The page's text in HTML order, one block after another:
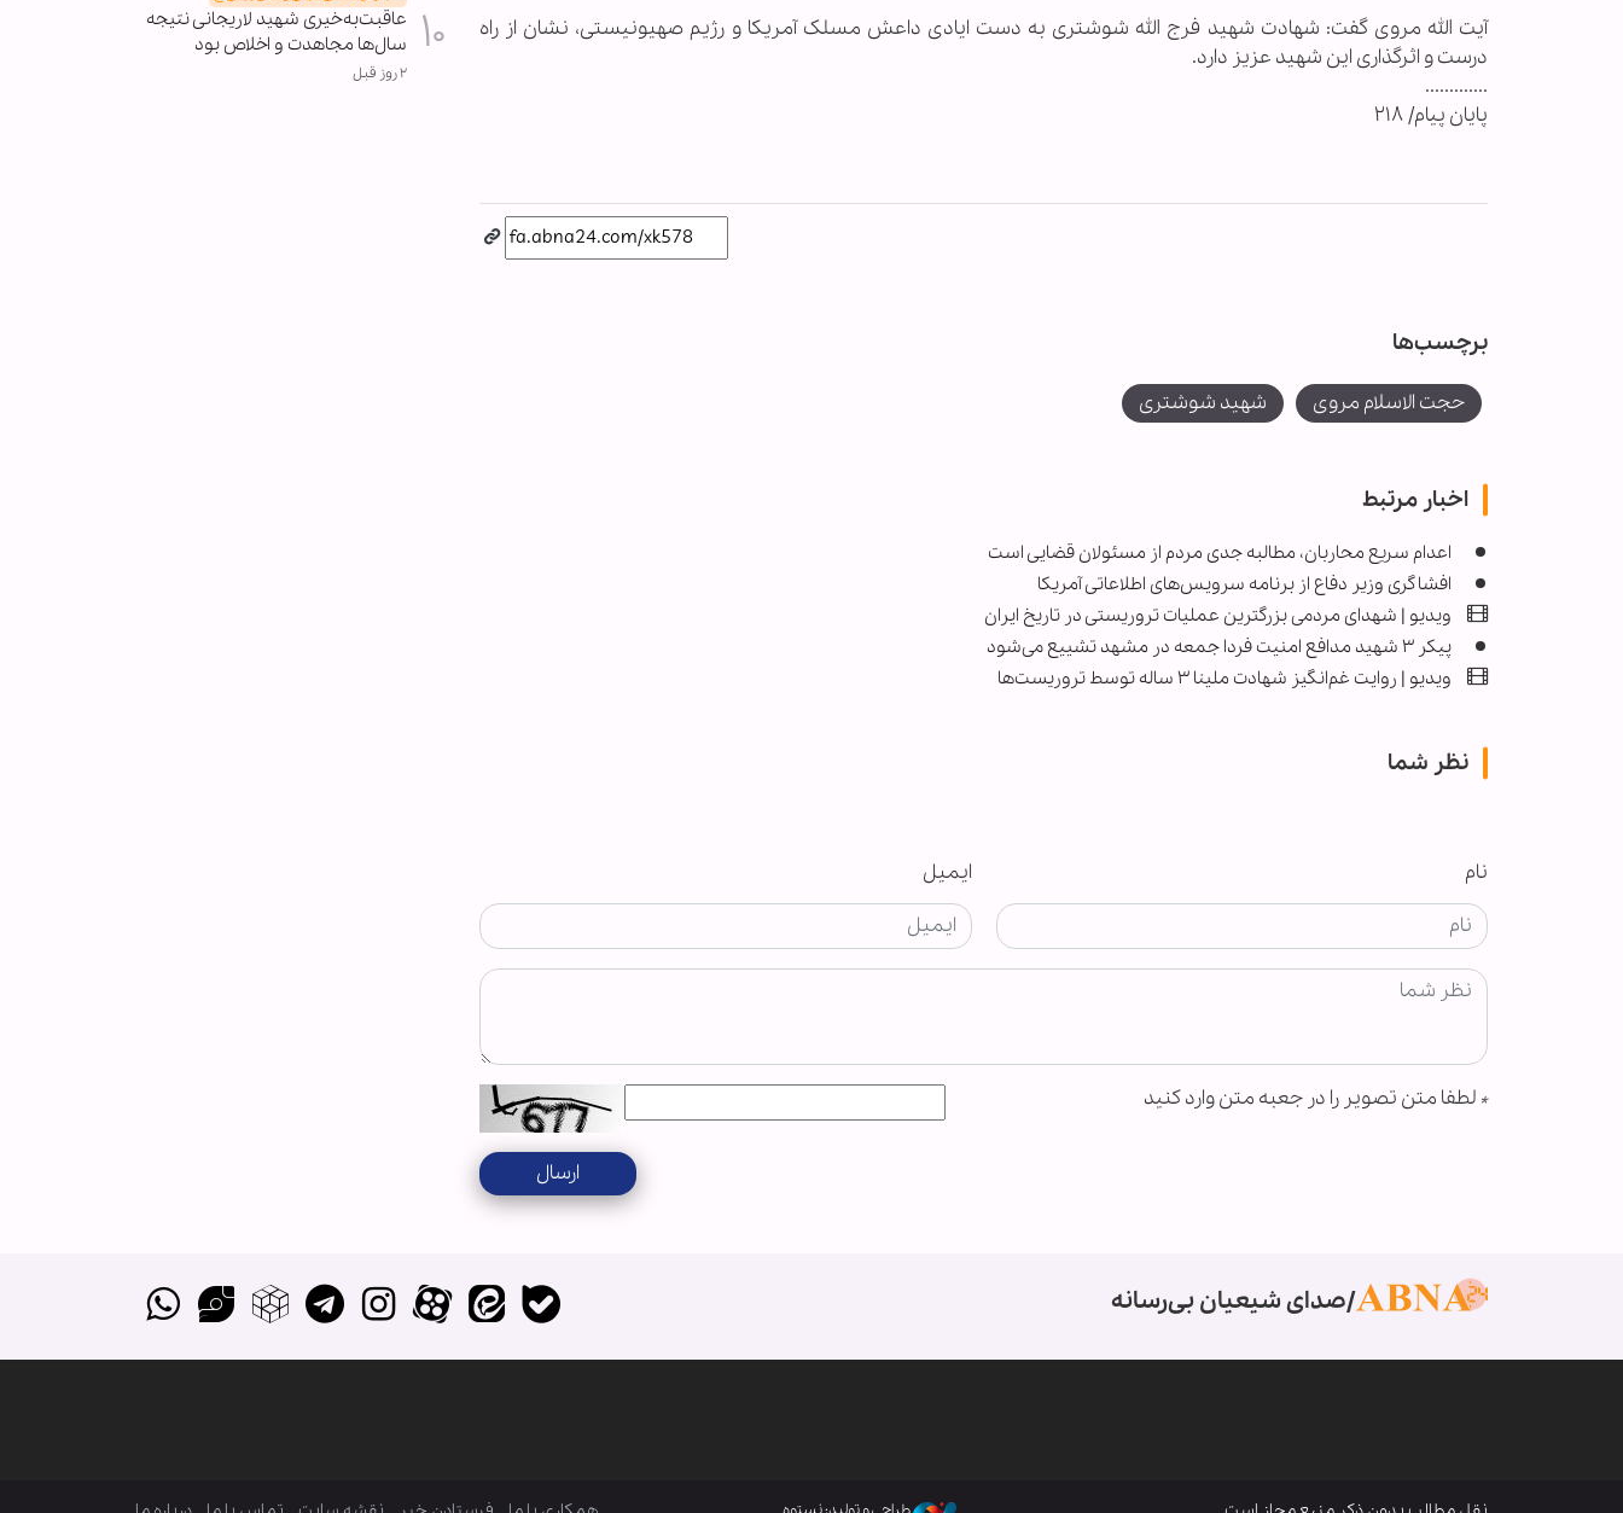
آیت الله مروی گفت: شهادت شهید فرج الله شوشتری به دست ایادی داعش مسلک آمریکا و رژیم صهیونیستی، نشان از راه
درست و اثرگذاری این شهید عزیز دارد.
.............
پایان پیام/ ۲۱۸
برچسب‌ها
حجت الاسلام مروی شهید شوشتری
اخبار مرتبط
اعدام سریع محاربان، مطالبه جدی مردم از مسئولان قضایی است
افشاگری وزیر دفاع از برنامه سرویس‌های اطلاعاتی آمریکا
ویدیو | شهدای مردمی بزرگترین عملیات تروریستی در تاریخ ایران
پیکر ۳ شهید مدافع امنیت فردا جمعه در مشهد تشییع می‌شود
ویدیو | روایت غم‌انگیز شهادت ملینا ۳ ساله توسط تروریست‌ها
نظر شما
نام ایمیل
* لطفا متن تصویر را در جعبه متن وارد کنید
ارسال
عاقبت‌به‌خیری شهید لاریجانی نتیجه
سال‌ها مجاهدت و اخلاص بود
۲ روز قبل
صدای شیعیان بی‌رسانه